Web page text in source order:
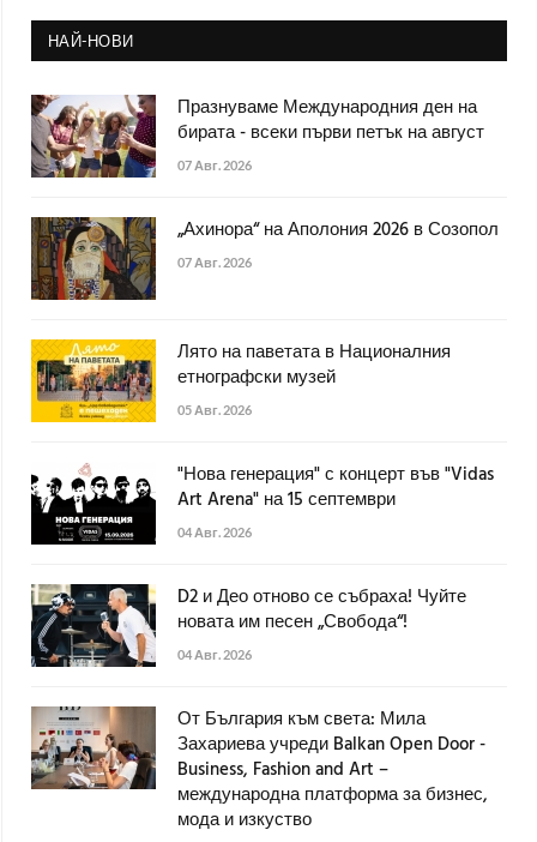
НАЙ-НОВИ
Празнуваме Международния ден на
бирата - всеки първи петък на август
07 Авг. 2026
„Ахинора“ на Аполония 2026 в Созопол
07 Авг. 2026
Лято на паветата в Националния
етнографски музей
05 Авг. 2026
"Нова генерация" с концерт във "Vidas
Art Arena" на 15 септември
04 Авг. 2026
D2 и Део отново се събраха! Чуйте
новата им песен „Свобода“!
04 Авг. 2026
От България към света: Мила
Захариева учреди Balkan Open Door -
Business, Fashion and Art –
международна платформа за бизнес,
мода и изкуство